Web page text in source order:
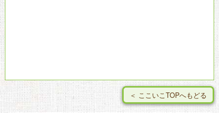
＜ ここいこTOPへもどる